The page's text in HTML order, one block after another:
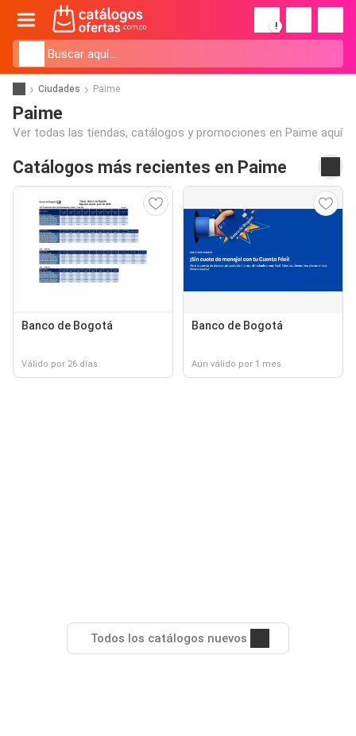
!
Ciudades Paime
Paime
Ver todas las tiendas, catálogos y promociones en Paime aquí
Catálogos más recientes en Paime
Banco de Bogotá
Válido por 26 días
Banco de Bogotá
Aún válido por 1 mes
Todos los catálogos nuevos